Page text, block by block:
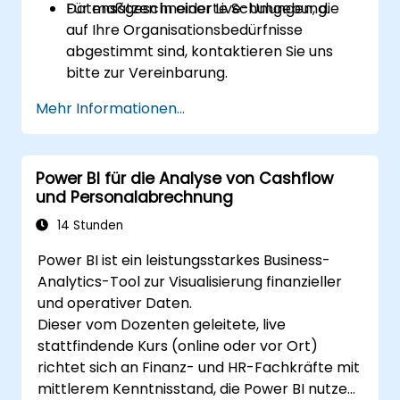
Datensätzen in einer Live-Umgebung.
Für maßgeschneiderte Schulungen, die
auf Ihre Organisationsbedürfnisse
abgestimmt sind, kontaktieren Sie uns
bitte zur Vereinbarung.
Mehr Informationen...
Power BI für die Analyse von Cashflow
und Personalabrechnung
14 Stunden
Power BI ist ein leistungsstarkes Business-
Analytics-Tool zur Visualisierung finanzieller
und operativer Daten.
Dieser vom Dozenten geleitete, live
stattfindende Kurs (online oder vor Ort)
richtet sich an Finanz- und HR-Fachkräfte mit
mittlerem Kenntnisstand, die Power BI nutzen